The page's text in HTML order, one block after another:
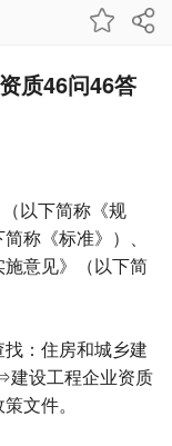
质46问46答
以下简称《规
称《标准》）、
施意见》（以下简
：住房和城乡建
建设工程企业资质
文件。